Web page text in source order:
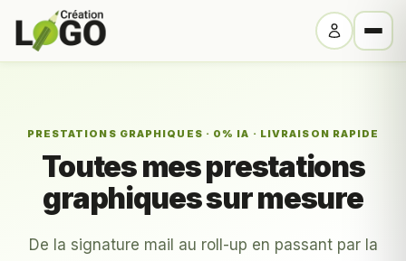
PRESTATIONS GRAPHIQUES · 0% IA · LIVRAISON RAPIDE
Toutes mes prestations
graphiques sur mesure
De la signature mail au roll-up en passant par la